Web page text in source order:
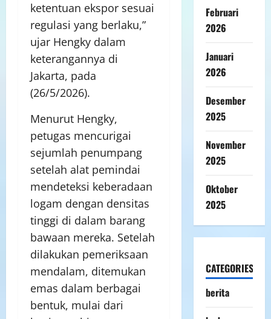
ketentuan ekspor sesuai
regulasi yang berlaku,”
ujar Hengky dalam
keterangannya di
Jakarta, pada
(26/5/2026).
Menurut Hengky,
petugas mencurigai
sejumlah penumpang
setelah alat pemindai
mendeteksi keberadaan
logam dengan densitas
tinggi di dalam barang
bawaan mereka. Setelah
dilakukan pemeriksaan
mendalam, ditemukan
emas dalam berbagai
bentuk, mulai dari
Februari
2026
Januari
2026
Desember
2025
November
2025
Oktober
2025
CATEGORIES
berita